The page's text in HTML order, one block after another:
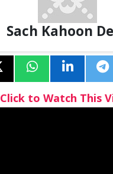
Sach Kahoon
Click to Watch This